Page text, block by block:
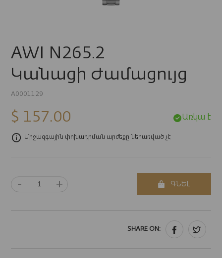
AWI N265.2
Կանացի Ժամացույց
A0001129
$ 157.00 Առկա է
Միջազգային փոխադրման արժեքը ներառված չէ
- + ԳՆԵԼ
SHARE ON: